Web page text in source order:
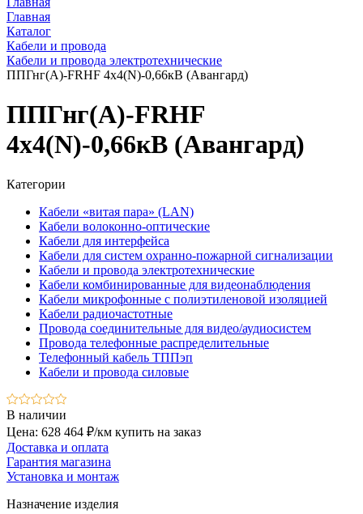
Главная
Каталог
Кабели и провода
Кабели и провода электротехнические
ППГнг(А)-FRHF 4х4(N)-0,66кВ (Авангард)
ППГнг(А)-FRHF
4х4(N)-0,66кВ (Авангард)
Категории
Кабели «витая пара» (LAN)
Кабели волоконно-оптические
Кабели для интерфейса
Кабели для систем охранно-пожарной сигнализации
Кабели и провода электротехнические
Кабели комбинированные для видеонаблюдения
Кабели микрофонные с полиэтиленовой изоляцией
Кабели радиочастотные
Провода соединительные для видео/аудиосистем
Провода телефонные распределительные
Телефонный кабель ТППэп
Кабели и провода силовые
В наличии
Цена: 628 464 ₽/км купить на заказ
Доставка и оплата
Гарантия магазина
Установка и монтаж
Назначение изделия